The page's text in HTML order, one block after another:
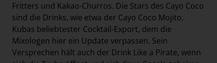
Fritters und Kakao-Churros. Die Stars des Cayo Coco
sind die Drinks, wie etwa der Cayo Coco Mojito,
Kubas beliebtester Cocktail-Export, dem die
Mixologen hier ein Update verpassen. Sein
Versprechen hält auch der Drink Like a Pirate, wenn